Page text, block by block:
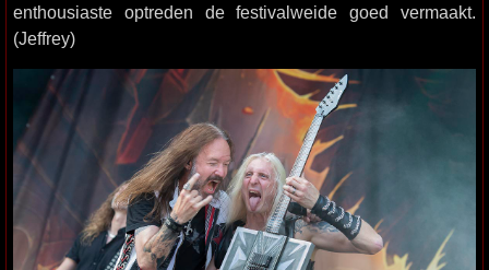
enthousiaste optreden de festivalweide goed vermaakt.
(Jeffrey)